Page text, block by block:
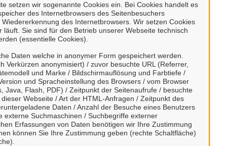
setzen wir sogenannte Cookies ein. Bei Cookies handelt es
des Internetbrowsers des Seitenbesuchers
des Internetbrowsers. Wir setzen Cookies
Sie sind für den Betrieb unserer Webseite technisch
(essentielle Cookies).
Daten welche in anonymer Form gespeichert werden.
Verkürzen anonymisiert) / zuvor besuchte URL (Referrer,
und Marke / Bildschirmauflösung und Farbtiefe /
und Spracheinstellung des Browsers / vom Browser
Java, Flash, PDF) / Zeitpunkt der Seitenaufrufe / besuchte
Webseite / Art der HTML-Anfragen / Zeitpunkt des
Daten / Anzahl der Besuche eines Benutzers
Suchmaschinen / Suchbegriffe externer
Erfassungen von Daten benötigen wir Ihre Zustimmung
können Sie Ihre Zustimmung geben (rechte Schaltfläche)
des Videoswird Ihnen das Video
wird anhttps://www.youtube.com
entnehmen Sie unserer
.